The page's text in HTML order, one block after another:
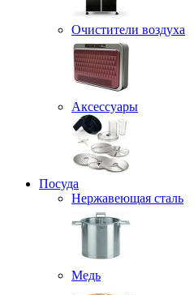
Очистители воздуха
Аксессуары
Посуда
Нержавеющая сталь
Медь